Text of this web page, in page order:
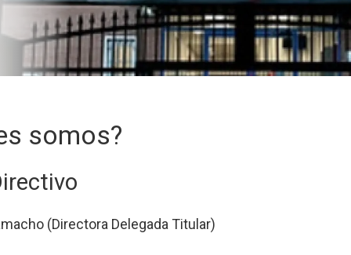
somos?
(Directora Delegada Titular)